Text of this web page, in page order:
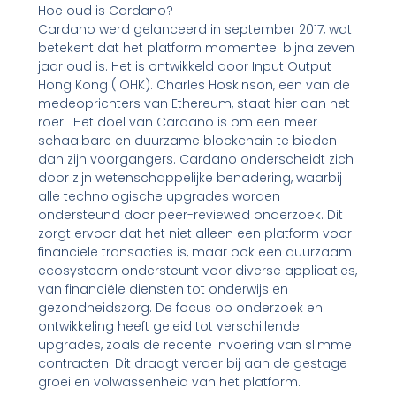
Hoe oud is Cardano?
Cardano werd gelanceerd in september 2017, wat
betekent dat het platform momenteel bijna zeven
jaar oud is. Het is ontwikkeld door Input Output
Hong Kong (IOHK). Charles Hoskinson, een van de
medeoprichters van Ethereum, staat hier aan het
roer. Het doel van Cardano is om een meer
schaalbare en duurzame blockchain te bieden
dan zijn voorgangers. Cardano onderscheidt zich
door zijn wetenschappelijke benadering, waarbij
alle technologische upgrades worden
ondersteund door peer-reviewed onderzoek. Dit
zorgt ervoor dat het niet alleen een platform voor
financiële transacties is, maar ook een duurzaam
ecosysteem ondersteunt voor diverse applicaties,
van financiële diensten tot onderwijs en
gezondheidszorg. De focus op onderzoek en
ontwikkeling heeft geleid tot verschillende
upgrades, zoals de recente invoering van slimme
contracten. Dit draagt verder bij aan de gestage
groei en volwassenheid van het platform.